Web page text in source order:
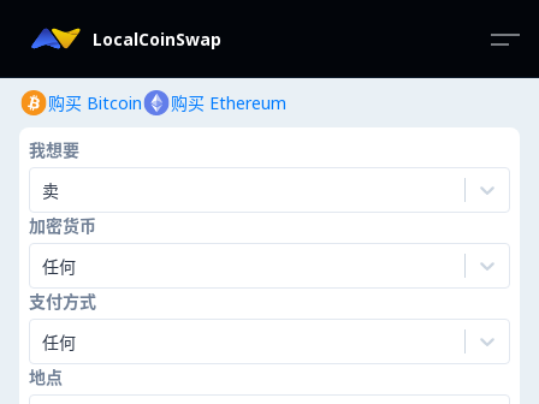
LocalCoinSwap
购买 Bitcoin 购买 Ethereum
我想要
卖
加密货币
任何
支付方式
任何
地点